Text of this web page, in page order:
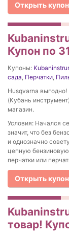
Открыть купон
Купон по
Купоны:
сада, Перчатки,
Husqvarna
(Кубань
магазин.
Условия: Начался
значит, что без
и однозначно
цепную
перчатки или
Открыть купон
товар!